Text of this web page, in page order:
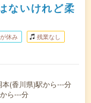
ないけれど柔
休み 残業なし
(香川県)駅から---分
ら---分